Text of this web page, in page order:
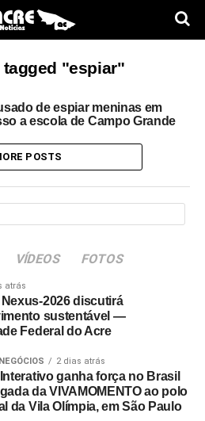
"espiar"
de espiar meninas em
a escola de Campo Grande
POSTS
VÍDEOS FOTOS
atrás
2026 discutirá
sustentável —
Federal do Acre
2 dias atrás
ganha força no Brasil
da VIVAMOMENTO ao polo
da Vila Olímpia, em São Paulo